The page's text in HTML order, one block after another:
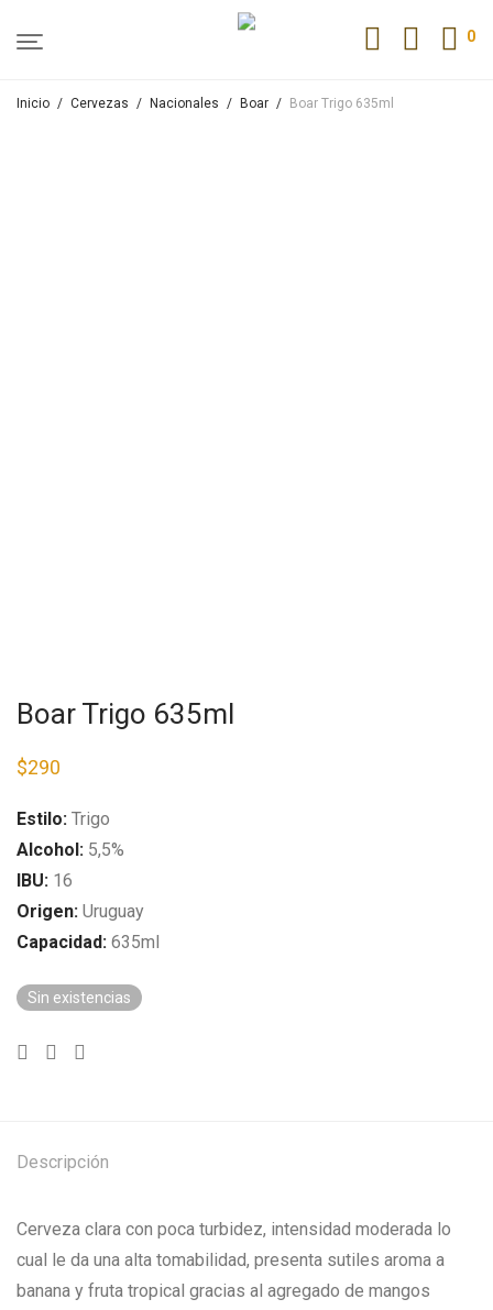
0
Inicio / Cervezas / Nacionales / Boar / Boar Trigo 635ml
Boar Trigo 635ml
$290
Estilo: Trigo
Alcohol: 5,5%
IBU: 16
Origen: Uruguay
Capacidad: 635ml
Sin existencias
Descripción
Cerveza clara con poca turbidez, intensidad moderada lo
cual le da una alta tomabilidad, presenta sutiles aroma a
banana y fruta tropical gracias al agregado de mangos